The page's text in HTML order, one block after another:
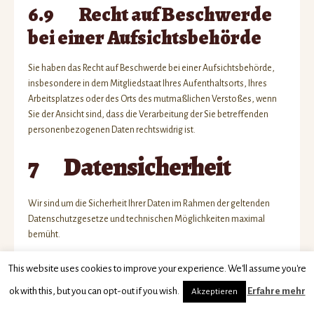
6.9 Recht auf Beschwerde
bei einer Aufsichtsbehörde
Sie haben das Recht auf Beschwerde bei einer Aufsichtsbehörde,
insbesondere in dem Mitgliedstaat Ihres Aufenthaltsorts, Ihres
Arbeitsplatzes oder des Orts des mutmaßlichen Verstoßes, wenn
Sie der Ansicht sind, dass die Verarbeitung der Sie betreffenden
personenbezogenen Daten rechtswidrig ist.
7 Datensicherheit
Wir sind um die Sicherheit Ihrer Daten im Rahmen der geltenden
Datenschutzgesetze und technischen Möglichkeiten maximal
bemüht.
Ihre persönlichen Daten werden bei uns verschlüsselt übertragen.
Dies gilt für Ihre Bestellungen und auch für das Kundenlogin. Wir
nutzen das Codierungssystem SSL (Secure Socket Layer), weisen
This website uses cookies to improve your experience. We'll assume you're
ok with this, but you can opt-out if you wish. Akzeptieren Erfahre mehr